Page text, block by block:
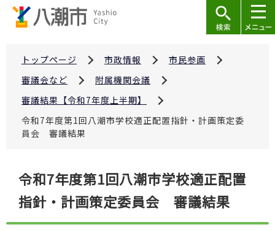
トップページ 市政情報
市民参画
審議会など
附属機関会議
審議結果【令和7年度上半期】
令和7年度第1回八潮市学校適正配置指針・計画策定委
員会 審議結果
令和7年度第1回八潮市学校適正配置
指針・計画策定委員会 審議結果